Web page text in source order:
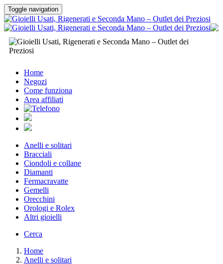
Toggle navigation
Home
Negozi
Come funziona
Area affiliati
Anelli e solitari
Bracciali
Ciondoli e collane
Diamanti
Fermacravatte
Gemelli
Orecchini
Orologi e Rolex
Altri gioielli
Cerca
Home
Anelli e solitari